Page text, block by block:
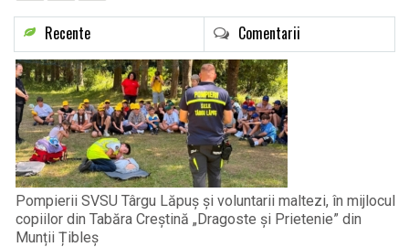
Recente Comentarii
Pompierii SVSU Târgu Lăpuș și voluntarii maltezi, în mijlocul
copiilor din Tabăra Creștină „Dragoste și Prietenie” din
Munții Țibleș